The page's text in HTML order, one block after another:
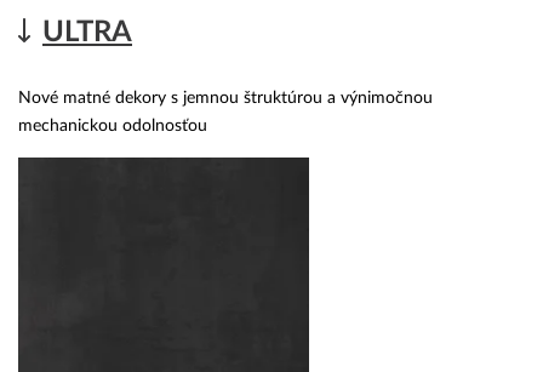
ULTRA
Nové matné dekory s jemnou štruktúrou a výnimočnou
mechanickou odolnosťou